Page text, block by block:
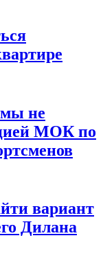
не
МОК по
вариант
Дилана